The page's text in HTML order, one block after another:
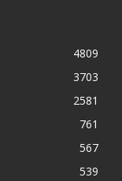
4809
3703
2581
761
567
539